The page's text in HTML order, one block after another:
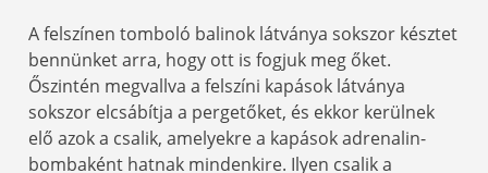
A felszínen tomboló balinok látványa sokszor késztet
bennünket arra, hogy ott is fogjuk meg őket.
Őszintén megvallva a felszíni kapások látványa
sokszor elcsábítja a pergetőket, és ekkor kerülnek
elő azok a csalik, amelyekre a kapások adrenalin-
bombaként hatnak mindenkire. Ilyen csalik a